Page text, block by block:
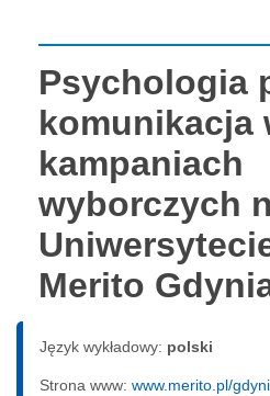
Psychologia
komunikacja
kampaniach
wyborczych
Merito
Język wykładowy: polski
Strona www: www.merito.pl/